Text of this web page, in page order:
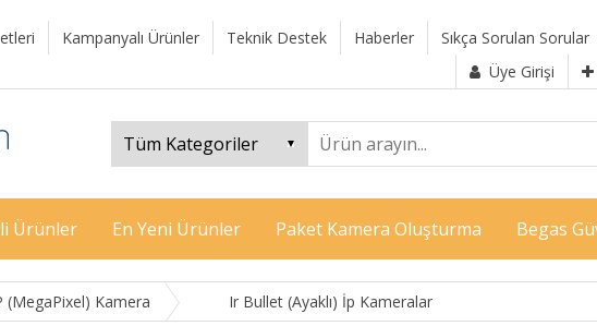
Kampanyalı Ürünler Teknik Destek Haberler Sıkça Sorulan Sorular
Üye Girişi
Ürünler En Yeni Ürünler Paket Kamera Oluşturma Begas
(MegaPixel) Kamera Ir Bullet (Ayaklı) İp Kameralar